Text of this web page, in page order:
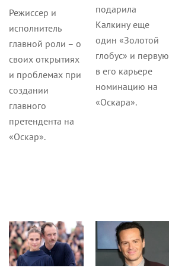
Режиссер и
исполнитель
главной роли – о
своих открытиях
и проблемах при
создании
главного
претендента на
«Оскар».
подарила
Калкину еще
один «Золотой
глобус» и первую
в его карьере
номинацию на
«Оскара».